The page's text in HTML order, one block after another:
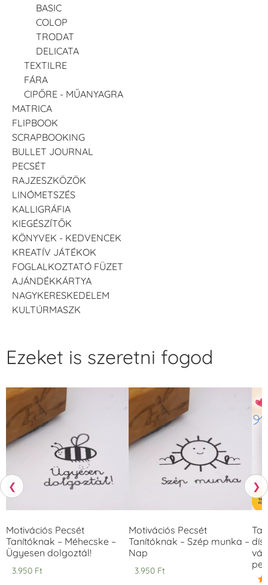
BASIC
COLOP
TRODAT
DELICATA
TEXTILRE
FÁRA
CIPŐRE - MŰANYAGRA
MATRICA
FLIPBOOK
SCRAPBOOKING
BULLET JOURNAL
PECSÉT
RAJZESZKÖZÖK
LINÓMETSZÉS
KALLIGRÁFIA
KIEGÉSZÍTŐK
KÖNYVEK - KEDVENCEK
KREATÍV JÁTÉKOK
FOGLALKOZTATÓ FÜZET
AJÁNDÉKKÁRTYA
NAGYKERESKEDELEM
KULTÚRMASZK
❮
Ezeket is szeretni fogod
Motivációs Pecsét
Tanítóknak – Méhecske –
Ügyesen dolgoztál!
3.950 Ft
Motivációs Pecsét
Tanítóknak – Szép munka –
Nap
3.950 Ft
❯